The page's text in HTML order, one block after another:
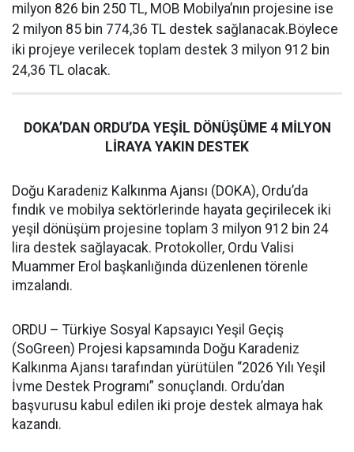
milyon 826 bin 250 TL, MOB Mobilya’nın projesine ise
2 milyon 85 bin 774,36 TL destek sağlanacak.Böylece
iki projeye verilecek toplam destek 3 milyon 912 bin
24,36 TL olacak.
DOKA’DAN ORDU’DA YEŞİL DÖNÜŞÜME 4 MİLYON
LİRAYA YAKIN DESTEK
Doğu Karadeniz Kalkınma Ajansı (DOKA), Ordu’da
fındık ve mobilya sektörlerinde hayata geçirilecek iki
yeşil dönüşüm projesine toplam 3 milyon 912 bin 24
lira destek sağlayacak. Protokoller, Ordu Valisi
Muammer Erol başkanlığında düzenlenen törenle
imzalandı.
ORDU – Türkiye Sosyal Kapsayıcı Yeşil Geçiş
(SoGreen) Projesi kapsamında Doğu Karadeniz
Kalkınma Ajansı tarafından yürütülen “2026 Yılı Yeşil
İvme Destek Programı” sonuçlandı. Ordu’dan
başvurusu kabul edilen iki proje destek almaya hak
kazandı.